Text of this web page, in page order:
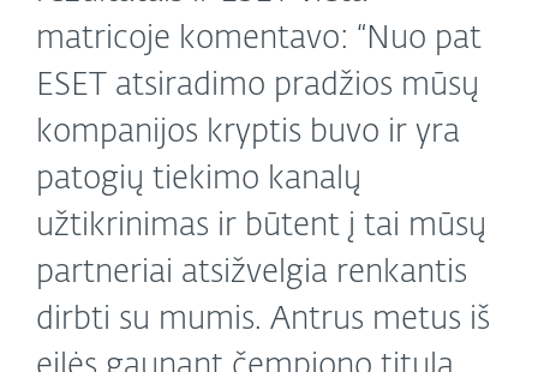
matricoje komentavo: “Nuo pat
ESET atsiradimo pradžios mūsų
kompanijos kryptis buvo ir yra
patogių tiekimo kanalų
užtikrinimas ir būtent į tai mūsų
partneriai atsižvelgia renkantis
dirbti su mumis. Antrus metus iš